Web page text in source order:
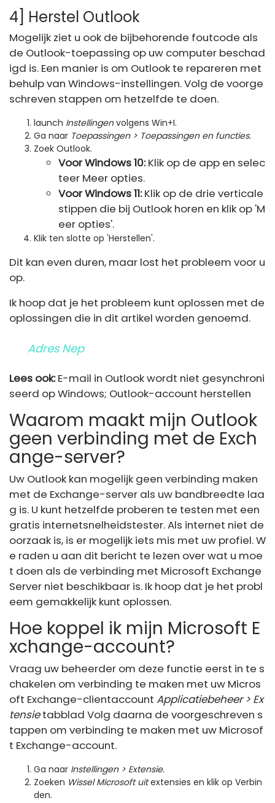
4] Herstel Outlook
Mogelijk ziet u ook de bijbehorende foutcode als
de Outlook-toepassing op uw computer beschad
igd is. Een manier is om Outlook te repareren met
behulp van Windows-instellingen. Volg de voorge
schreven stappen om hetzelfde te doen.
launch Instellingenvolgens Win+I.
Ga naar Toepassingen > Toepassingen en functies.
Zoek Outlook.
Voor Windows 10:Klik op de app en selec
teer Meer opties.
Voor Windows 11:Klik op de drie verticale
stippen die bij Outlook horen en klik op 'M
eer opties'.
Klik ten slotte op 'Herstellen'.
Dit kan even duren, maar lost het probleem voor u
op.
Ik hoop dat je het probleem kunt oplossen met de
oplossingen die in dit artikel worden genoemd.
Adres Nep
Lees ook:E-mail in Outlook wordt niet gesynchroni
seerd op Windows; Outlook-account herstellen
Waarom maakt mijn Outlook
geen verbinding met de Exch
ange-server?
Uw Outlook kan mogelijk geen verbinding maken
met de Exchange-server als uw bandbreedte laa
g is. U kunt hetzelfde proberen te testen met een
gratis internetsnelheidstester. Als internet niet de
oorzaak is, is er mogelijk iets mis met uw profiel. W
e raden u aan dit bericht te lezen over wat u moe
t doen als de verbinding met Microsoft Exchange
Server niet beschikbaar is. Ik hoop dat je het probl
eem gemakkelijk kunt oplossen.
Hoe koppel ik mijn Microsoft E
xchange-account?
Vraag uw beheerder om deze functie eerst in te s
chakelen om verbinding te maken met uw Micros
oft Exchange-clientaccount Applicatiebeheer > Ex
tensietabblad Volg daarna de voorgeschreven s
tappen om verbinding te maken met uw Microsof
t Exchange-account.
Ga naar Instellingen > Extensie.
Zoeken Wissel Microsoft uitextensies en klik op Verbin
den.